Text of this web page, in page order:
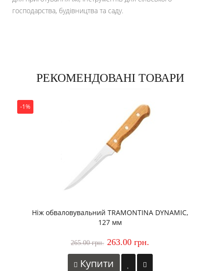
господарства, будівництва та саду.
РЕКОМЕНДОВАНІ ТОВАРИ
-1%
Ніж обваловувальний TRAMONTINA DYNAMIC,
127 мм
265.00 грн. 263.00 грн.
Купити